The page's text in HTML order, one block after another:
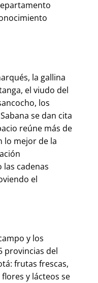
la gallina
el viudo del
los
se dan cita
reúne más de
lo mejor de la
cadenas
el
y los
provincias del
frutas frescas,
y lácteos se